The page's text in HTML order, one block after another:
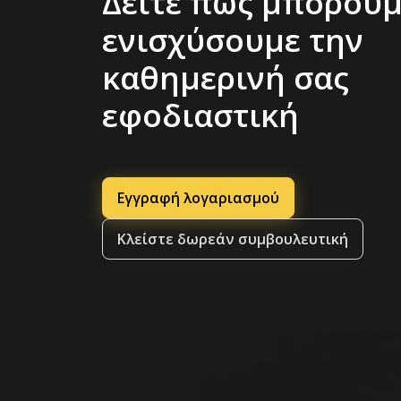
ενισχύσουμε την
καθημερινή σας
εφοδιαστική
Εγγραφή λογαριασμού
Κλείστε δωρεάν συμβουλευτική